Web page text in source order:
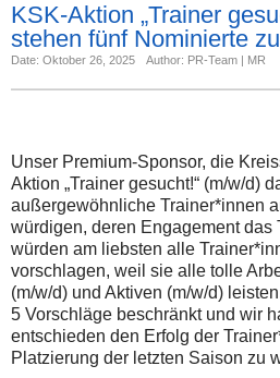
KSK-Aktion „Trainer
stehen fünf Nominierte
Date: Oktober 26, 2025 Author: PR-Team | MR
Unser Premium-Sponsor, die
Aktion „Trainer gesucht!“ (m/w/d)
außergewöhnliche Trainer*innen
würdigen, deren Engagement das
würden am liebsten alle
vorschlagen, weil sie alle tolle
(m/w/d) und Aktiven (m/w/d)
5 Vorschläge beschränkt und wir
entschieden den Erfolg der
Platzierung der letzten Saison zu